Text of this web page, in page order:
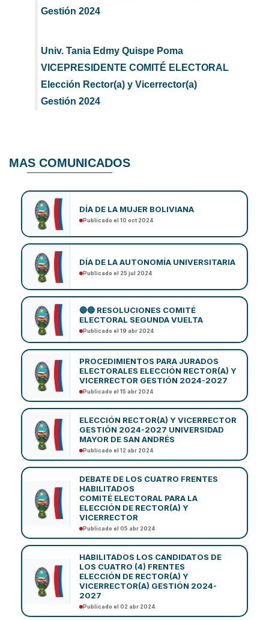
Gestión 2024
Univ. Tania Edmy Quispe Poma
VICEPRESIDENTE COMITÉ ELECTORAL
Elección Rector(a) y Vicerrector(a)
Gestión 2024
MAS COMUNICADOS
DÍA DE LA MUJER BOLIVIANA
Publicado el 10 oct 2024
DÍA DE LA AUTONOMÍA UNIVERSITARIA
Publicado el 25 jul 2024
🔴🔵 RESOLUCIONES COMITÉ
ELECTORAL SEGUNDA VUELTA
Publicado el 19 abr 2024
PROCEDIMIENTOS PARA JURADOS
ELECTORALES ELECCIÓN RECTOR(A) Y
VICERRECTOR GESTIÓN 2024-2027
Publicado el 15 abr 2024
ELECCIÓN RECTOR(A) Y VICERRECTOR
GESTIÓN 2024-2027 UNIVERSIDAD
MAYOR DE SAN ANDRÉS
Publicado el 12 abr 2024
DEBATE DE LOS CUATRO FRENTES
HABILITADOS
COMITÉ ELECTORAL PARA LA
ELECCIÓN DE RECTOR(A) Y
VICERRECTOR
Publicado el 05 abr 2024
HABILITADOS LOS CANDIDATOS DE
LOS CUATRO (4) FRENTES
ELECCIÓN DE RECTOR(A) Y
VICERRECTOR(A) GESTIÓN 2024-
2027
Publicado el 02 abr 2024